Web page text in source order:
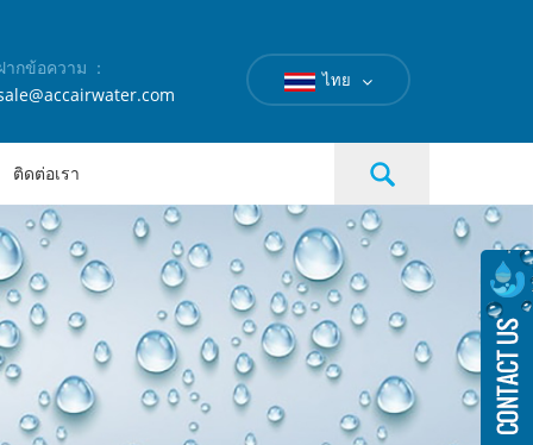
ากข้อความ ：
ไทย
ติดต่อเรา